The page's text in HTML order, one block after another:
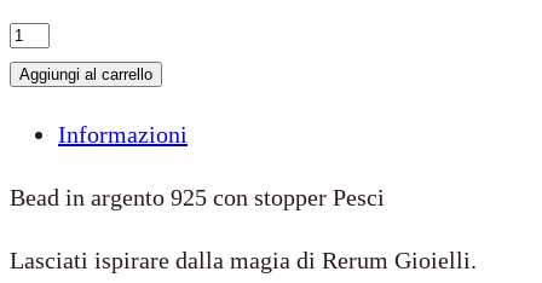
Stopper
Pesci
Aggiungi al carrello
Informazioni
Bead in argento 925 con stopper Pesci
Lasciati ispirare dalla magia di Rerum Gioielli.